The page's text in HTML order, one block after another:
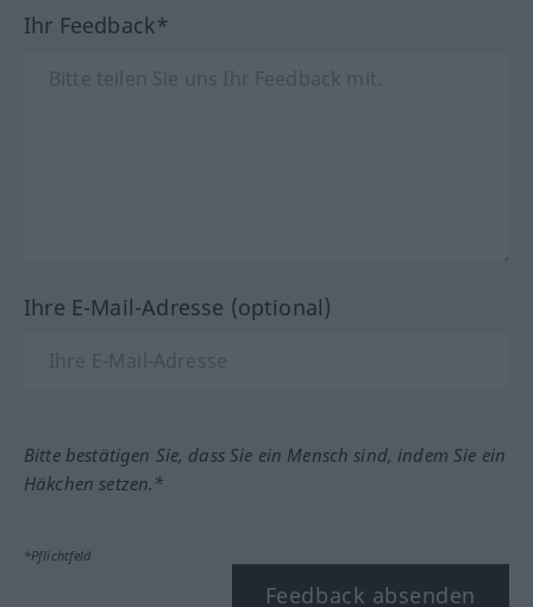
Ihr Feedback*
Ihre E-Mail-Adresse (optional)
Bitte bestätigen Sie, dass Sie ein Mensch sind, indem Sie ein
Häkchen setzen.*
*Pflichtfeld
Feedback absenden